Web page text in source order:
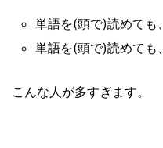
単語を(頭で)読めても、
単語を(頭で)読めても、
こんな人が多すぎます。